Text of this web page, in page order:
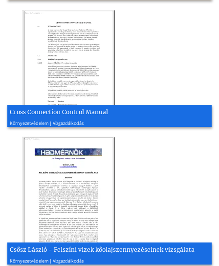
Cross Connection Control Manual
Környezetvédelem | Vízgazdálkodás
2009, 13 oldal
Csősz László - Felszíni vizek kőolajszennyezéseinek vizsgálata
Környezetvédelem | Vízgazdálkodás
2016, 10 oldal